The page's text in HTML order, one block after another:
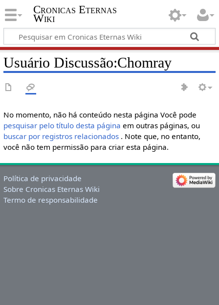
Cronicas Eternas
Wiki
Usuário Discussão:Chomray
No momento, não há conteúdo nesta página Você pode
pesquisar pelo título desta página em outras páginas, ou
buscar por registros relacionados . Note que, no entanto,
você não tem permissão para criar esta página.
Política de privacidade
Sobre Cronicas Eternas Wiki
Termo de responsabilidade